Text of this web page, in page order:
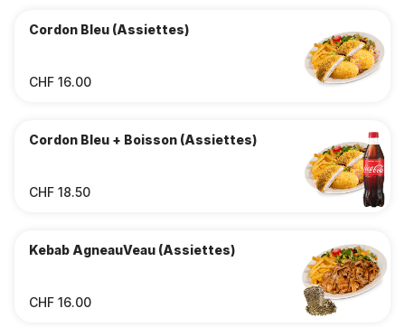
Cordon Bleu (Assiettes)
CHF 16.00
Cordon Bleu + Boisson (Assiettes)
CHF 18.50
Kebab AgneauVeau (Assiettes)
CHF 16.00